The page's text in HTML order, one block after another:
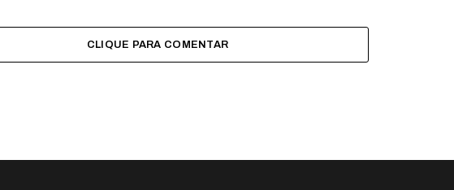
CLIQUE PARA COMENTAR